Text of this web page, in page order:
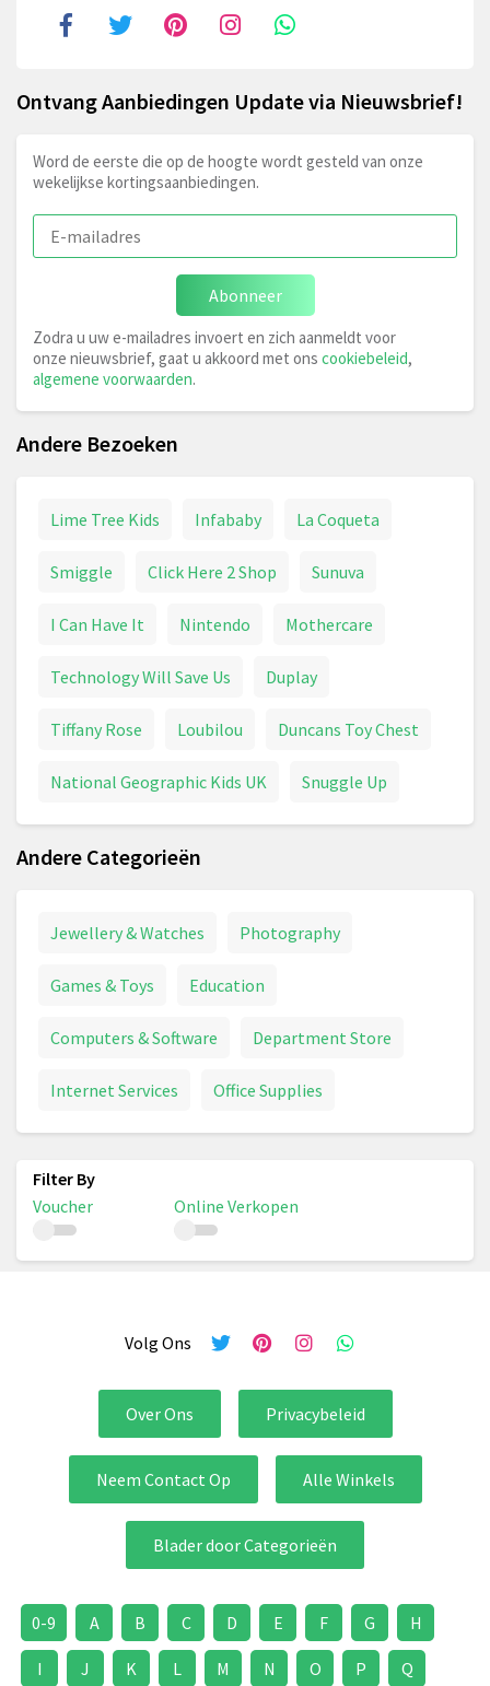
Ontvang Aanbiedingen Update via Nieuwsbrief!
Word de eerste die op de hoogte wordt gesteld van onze
wekelijkse kortingsaanbiedingen.
Abonneer
Zodra u uw e-mailadres invoert en zich aanmeldt voor
onze nieuwsbrief, gaat u akkoord met ons cookiebeleid,
algemene voorwaarden.
Andere Bezoeken
Lime Tree Kids Infababy La Coqueta
Smiggle Click Here 2 Shop Sunuva
I Can Have It Nintendo Mothercare
Technology Will Save Us Duplay
Tiffany Rose Loubilou Duncans Toy Chest
National Geographic Kids UK Snuggle Up
Andere Categorieën
Jewellery & Watches Photography
Games & Toys Education
Computers & Software Department Store
Internet Services Office Supplies
Voucher Online Verkopen
Volg Ons
Over Ons Privacybeleid
Neem Contact Op Alle Winkels
Blader door Categorieën
0-9 A B C D E F G H
I J K L M N O P Q